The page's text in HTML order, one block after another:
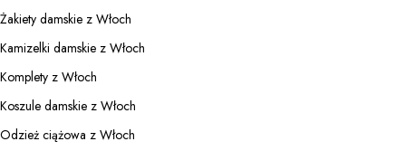
Żakiety damskie z Włoch
Kamizelki damskie z Włoch
Komplety z Włoch
Koszule damskie z Włoch
Odzież ciążowa z Włoch